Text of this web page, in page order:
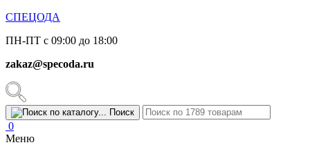
СПЕЦОДА
ПН-ПТ с 09:00 до 18:00
zakaz@specoda.ru
Поиск
0
Меню